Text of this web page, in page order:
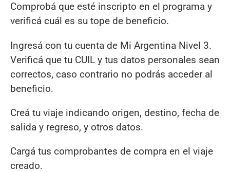
Comprobá que esté inscripto en el programa y
verificá cuál es su tope de beneficio.
Ingresá con tu cuenta de Mi Argentina Nivel 3.
Verificá que tu CUIL y tus datos personales sean
correctos, caso contrario no podrás acceder al
beneficio.
Creá tu viaje indicando origen, destino, fecha de
salida y regreso, y otros datos.
Cargá tus comprobantes de compra en el viaje
creado.